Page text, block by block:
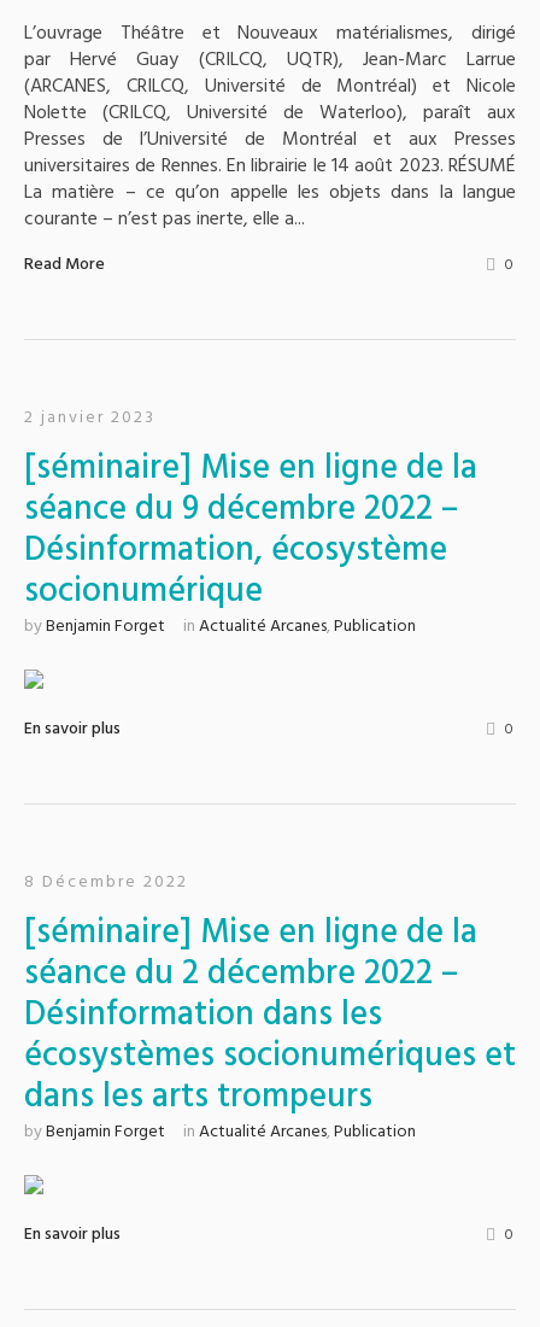
L’ouvrage Théâtre et Nouveaux matérialismes, dirigé
par Hervé Guay (CRILCQ, UQTR), Jean-Marc Larrue
(ARCANES, CRILCQ, Université de Montréal) et Nicole
Nolette (CRILCQ, Université de Waterloo), paraît aux
Presses de l’Université de Montréal et aux Presses
universitaires de Rennes. En librairie le 14 août 2023. RÉSUMÉ
La matière – ce qu’on appelle les objets dans la langue
courante – n’est pas inerte, elle a...
Read More 0
2 janvier 2023
[séminaire] Mise en ligne de la
séance du 9 décembre 2022 –
Désinformation, écosystème
socionumérique
byBenjamin Forget inActualité Arcanes,Publication
En savoir plus 0
8 Décembre 2022
[séminaire] Mise en ligne de la
séance du 2 décembre 2022 –
Désinformation dans les
écosystèmes socionumériques et
dans les arts trompeurs
byBenjamin Forget inActualité Arcanes,Publication
En savoir plus 0